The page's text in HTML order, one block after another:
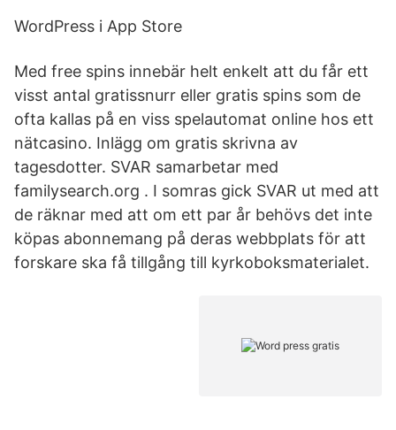
‎WordPress i App Store
Med free spins innebär helt enkelt att du får ett
visst antal gratissnurr eller gratis spins som de
ofta kallas på en viss spelautomat online hos ett
nätcasino. Inlägg om gratis skrivna av
tagesdotter. SVAR samarbetar med
familysearch.org . I somras gick SVAR ut med att
de räknar med att om ett par år behövs det inte
köpas abonnemang på deras webbplats för att
forskare ska få tillgång till kyrkoboksmaterialet.